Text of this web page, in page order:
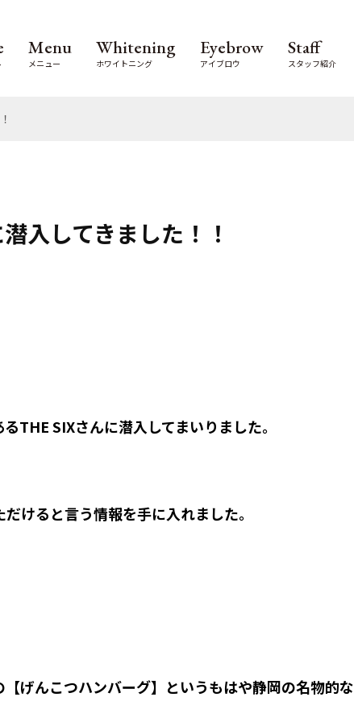
Menu
メニュー
Whitening
ホワイトニング
Eyebrow
アイブロウ
Staff
スタッフ紹介
入してきました！！
THE SIXさんに潜入してまいりました。
けると言う情報を手に入れました。
げんこつハンバーグ】というもはや静岡の名物的な